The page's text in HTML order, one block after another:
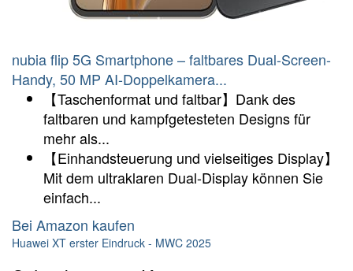
nubia flip 5G Smartphone – faltbares Dual-Screen-
Handy, 50 MP AI-Doppelkamera...
【Taschenformat und faltbar】Dank des
faltbaren und kampfgetesteten Designs für
mehr als...
【Einhandsteuerung und vielseitiges Display】
Mit dem ultraklaren Dual-Display können Sie
einfach...
Bei Amazon kaufen
Huawei XT erster Eindruck - MWC 2025